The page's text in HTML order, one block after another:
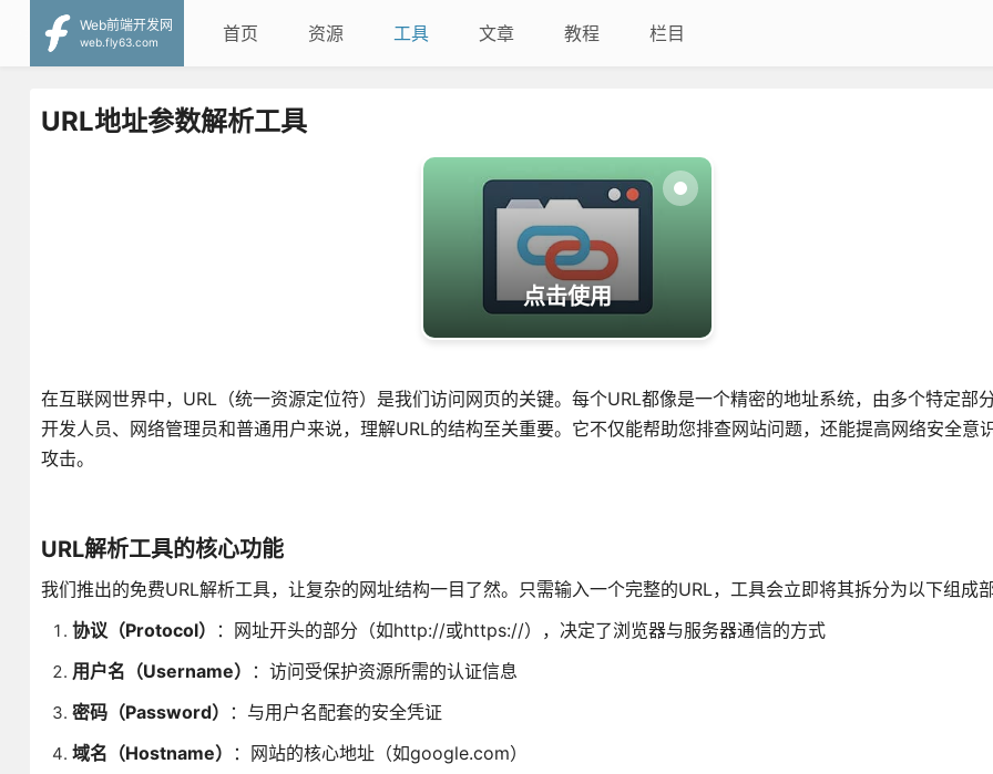
Web前端开发网
web.fly63.com
首页 资源 工具 文章 教程 栏目
URL地址参数解析工具
点击使用
在互联网世界中，URL（统一资源定位符）是我们访问网页的关键。每个URL都像是一个精密的地址系统，由多个特定部
开发人员、网络管理员和普通用户来说，理解URL的结构至关重要。它不仅能帮助您排查网站问题，还能提高网络安全意
攻击。
URL解析工具的核心功能
我们推出的免费URL解析工具，让复杂的网址结构一目了然。只需输入一个完整的URL，工具会立即将其拆分为以下组成
协议（Protocol）
：网址开头的部分（如http://或https://），决定了浏览器与服务器通信的方式
用户名（Username）
：访问受保护资源所需的认证信息
密码（Password）
：与用户名配套的安全凭证
域名（Hostname）
：网站的核心地址（如google.com）